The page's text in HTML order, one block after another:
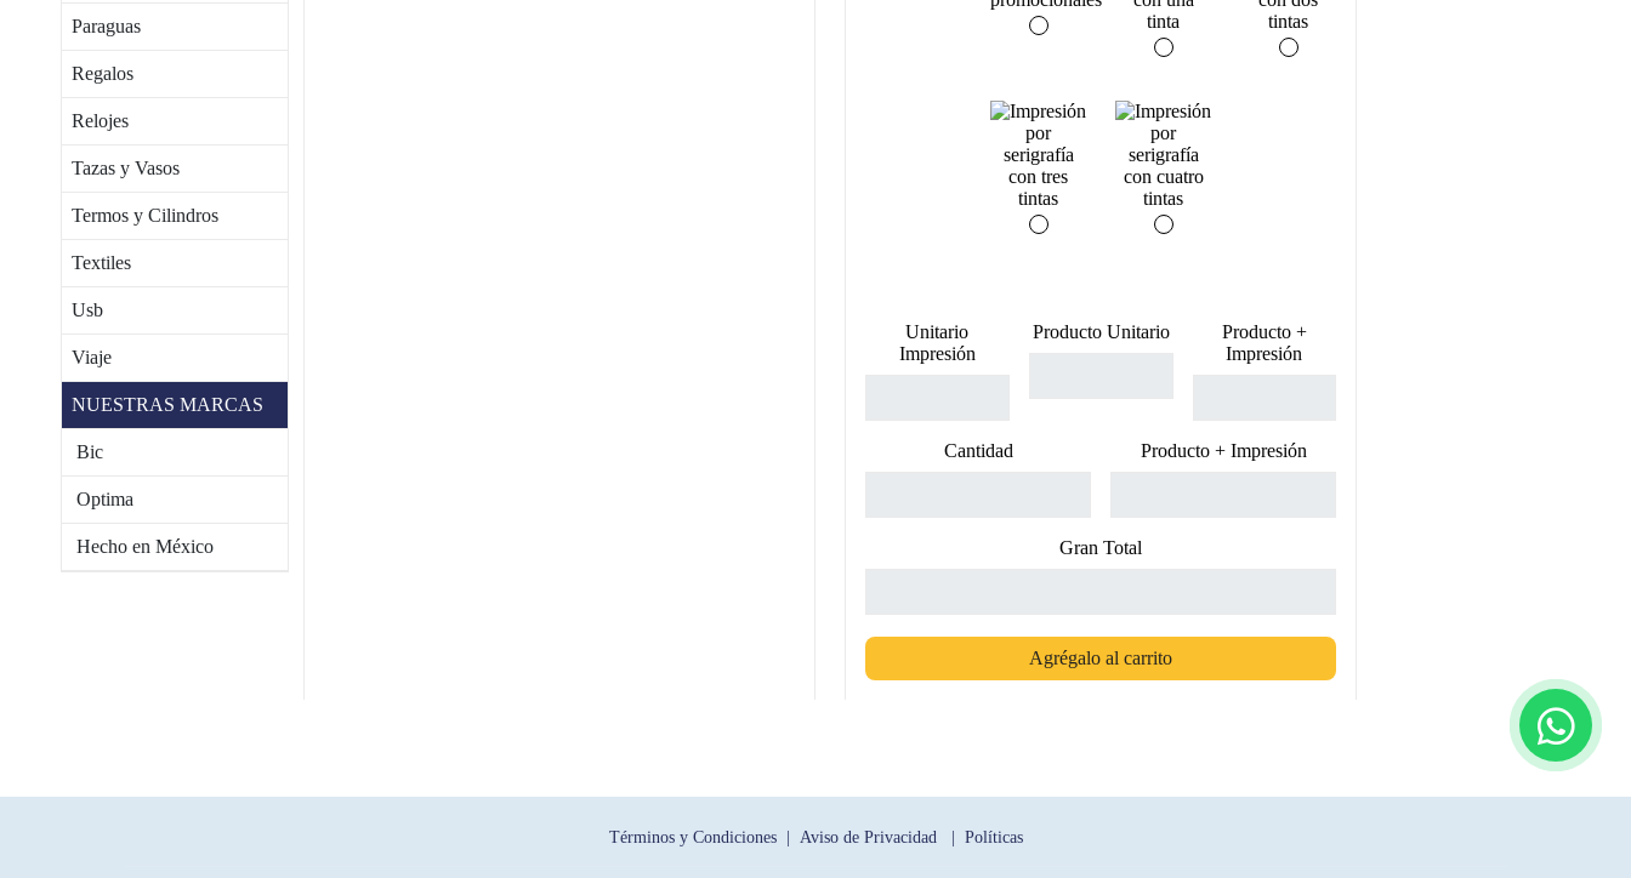
Paraguas
Regalos
Relojes
Tazas y Vasos
Termos y Cilindros
Textiles
Usb
Viaje
NUESTRAS MARCAS
Bic
Optima
Hecho en México
Unitario
Impresión
Producto Unitario
Producto +
Impresión
Cantidad Producto + Impresión
Gran Total
Agrégalo al carrito
Términos y Condiciones | Aviso de Privacidad | Políticas